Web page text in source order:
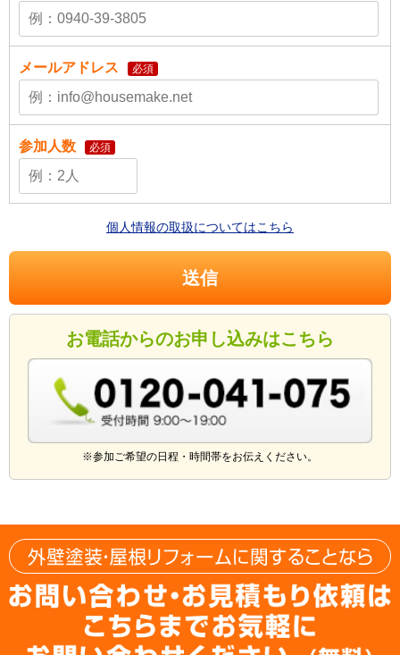
メールアドレス 必須
参加人数 必須
個人情報の取扱についてはこちら
お電話からのお申し込みはこちら
※参加ご希望の日程・時間帯をお伝えください。